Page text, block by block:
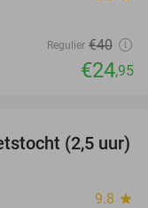
Regulier €40
€24,95
30%
(2,5 uur)
9.8 star